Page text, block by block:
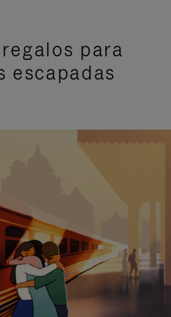
para
escapadas